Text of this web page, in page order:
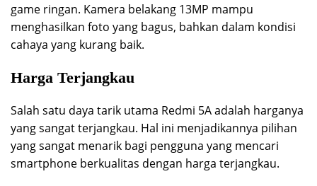
game ringan. Kamera belakang 13MP mampu
menghasilkan foto yang bagus, bahkan dalam kondisi
cahaya yang kurang baik.
Harga Terjangkau
Salah satu daya tarik utama Redmi 5A adalah harganya
yang sangat terjangkau. Hal ini menjadikannya pilihan
yang sangat menarik bagi pengguna yang mencari
smartphone berkualitas dengan harga terjangkau.